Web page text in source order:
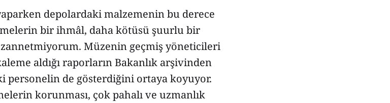
depolardaki malzemenin bu derece
bir ihmâl, daha kötüsü şuurlu bir
Müzenin geçmiş yöneticileri
aldığı raporların Bakanlık arşivinden
personelin de gösterdiğini ortaya koyuyor.
korunması, çok pahalı ve uzmanlık